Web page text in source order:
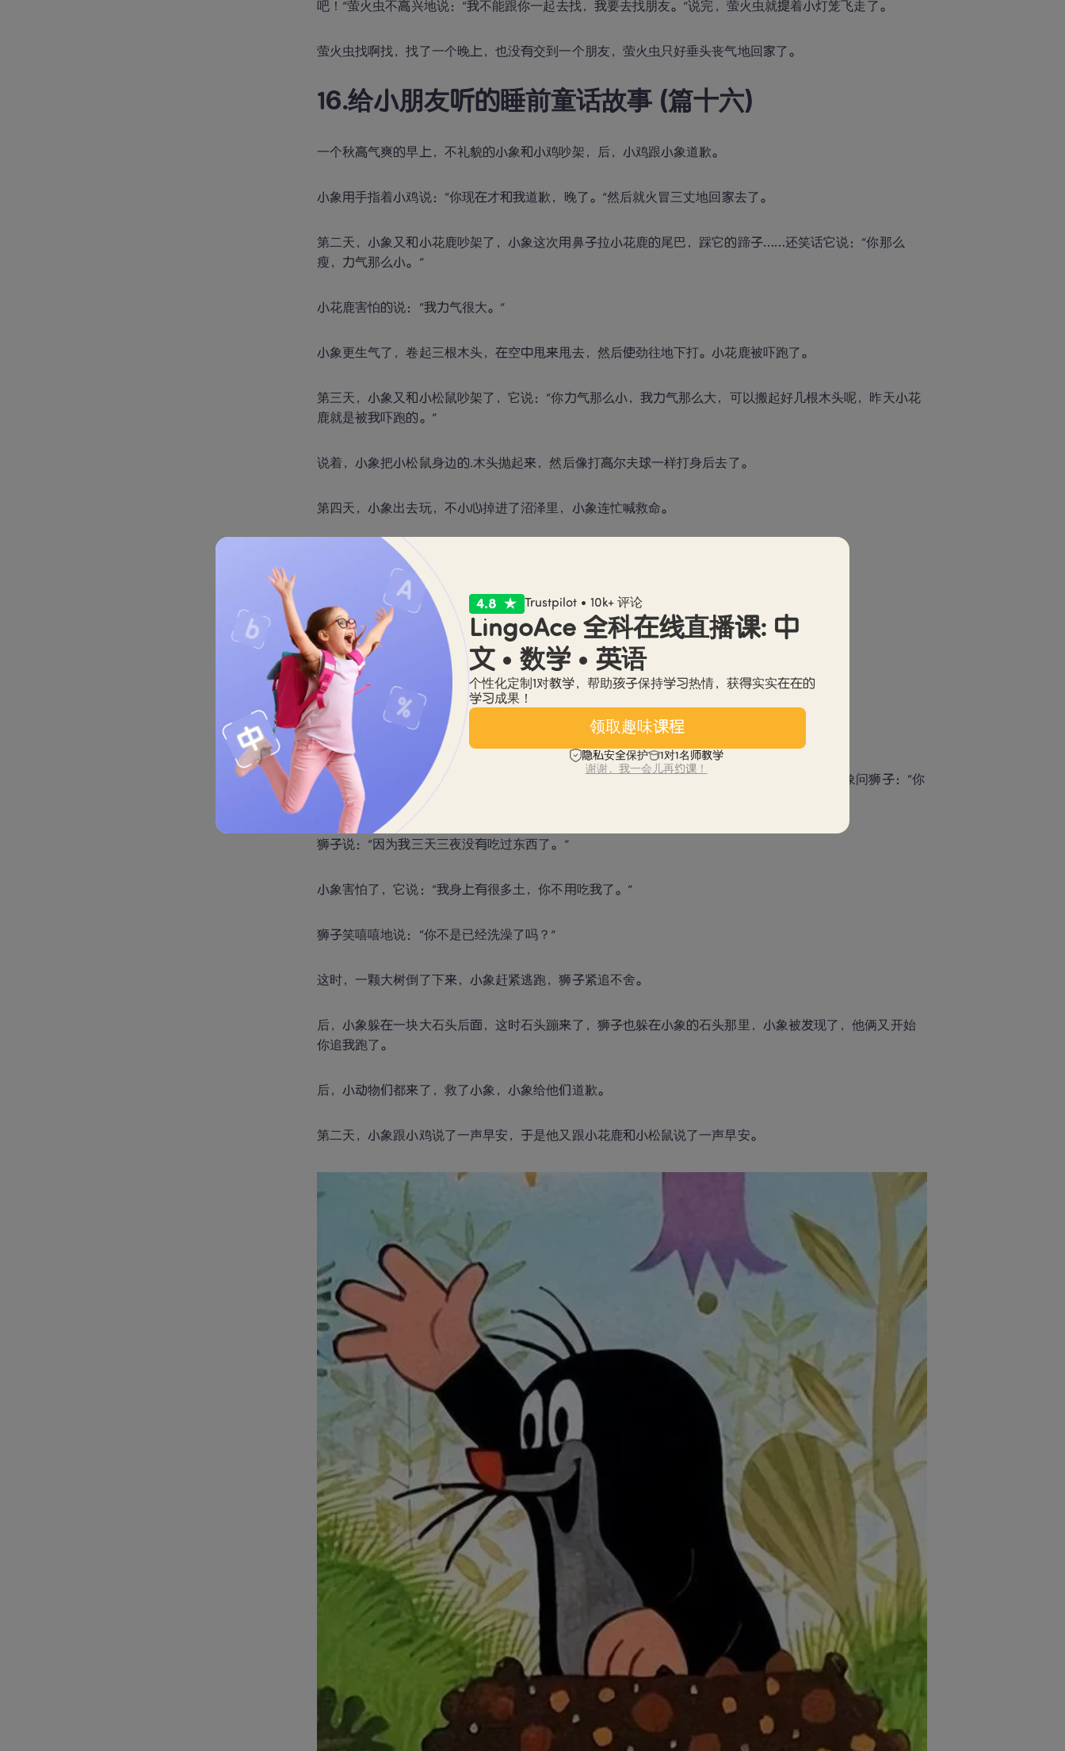
吧！”萤火虫不高兴地说：“我不能跟你一起去找，我要去找朋友。”说完，萤火虫就提着小灯笼飞走了。
萤火虫找啊找，找了一个晚上，也没有交到一个朋友，萤火虫只好垂头丧气地回家了。
16.给小朋友听的睡前童话故事 (篇十六)
一个秋高气爽的早上，不礼貌的小象和小鸡吵架，后，小鸡跟小象道歉。
小象用手指着小鸡说：“你现在才和我道歉，晚了。”然后就火冒三丈地回家去了。
第二天，小象又和小花鹿吵架了，小象这次用鼻子拉小花鹿的尾巴，踩它的蹄子……还笑话它说：“你那么
瘦，力气那么小。”
小花鹿害怕的说：“我力气很大。”
小象更生气了，卷起三根木头，在空中甩来甩去，然后使劲往地下打。小花鹿被吓跑了。
第三天，小象又和小松鼠吵架了，它说：“你力气那么小，我力气那么大，可以搬起好几根木头呢，昨天小花
鹿就是被我吓跑的。”
说着，小象把小松鼠身边的.木头抛起来，然后像打高尔夫球一样打身后去了。
第四天，小象出去玩，不小心掉进了沼泽里，小象连忙喊救命。
第一次，小鸡来了，小象着急的说：“你赶快救我出去吧。”
小鸡说：“你以前不礼貌地对我，我干嘛要救你出去？”
后，小花鹿和小松鼠都来了，它们都不救小象，则怪小象不礼貌，小象说：“我以后一定改。”
小花鹿和小松鼠异口同声说：“等你改了，我们再来救你吧。”
这时，沼泽已经淹到小象的胸口了，小象昏了过去。
后，等小象醒来的`时候，看见狮子在它身边，狮子带小象到河边洗澡，当小象洗澡的时候，小象问狮子：“你
为什么要救我？”
狮子说：“因为我三天三夜没有吃过东西了。”
小象害怕了，它说：“我身上有很多土，你不用吃我了。”
狮子笑嘻嘻地说：“你不是已经洗澡了吗？”
这时，一颗大树倒了下来，小象赶紧逃跑，狮子紧追不舍。
后，小象躲在一块大石头后面，这时石头蹦来了，狮子也躲在小象的石头那里，小象被发现了，他俩又开始
你追我跑了。
后，小动物们都来了，救了小象，小象给他们道歉。
第二天，小象跟小鸡说了一声早安，于是他又跟小花鹿和小松鼠说了一声早安。
Trustpilot • 10k+ 评论
LingoAce 全科在线直播课: 中
文 • 数学 • 英语
个性化定制1对教学，帮助孩子保持学习热情，获得实实在在的
学习成果！
领取趣味课程
隐私安全保护
1对1名师教学
谢谢，我一会儿再约课！